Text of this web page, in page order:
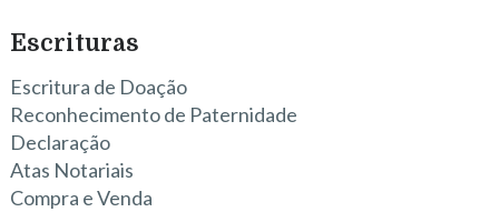
Escrituras
Escritura de Doação
Reconhecimento de Paternidade
Declaração
Atas Notariais
Compra e Venda